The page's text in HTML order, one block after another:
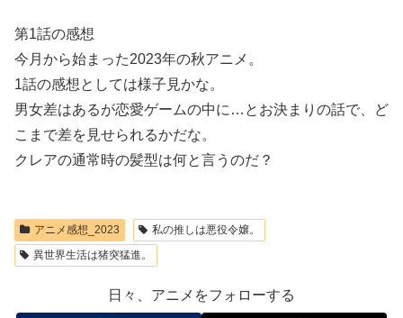
第1話の感想
今月から始まった2023年の秋アニメ。
1話の感想としては様子見かな。
男女差はあるが恋愛ゲームの中に…とお決まりの話で、ど
こまで差を見せられるかだな。
クレアの通常時の髪型は何と言うのだ？
アニメ感想_2023
私の推しは悪役令嬢。
異世界生活は猪突猛進。
日々、アニメをフォローする